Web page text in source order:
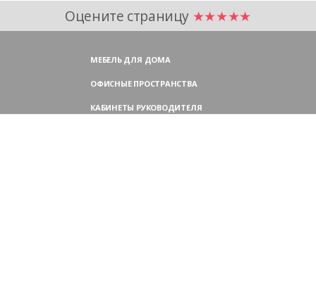
Оцените страницу ★★★★★
МЕБЕЛЬ ДЛЯ ДОМА
ОФИСНЫЕ ПРОСТРАНСТВА
КАБИНЕТЫ РУКОВОДИТЕЛЯ